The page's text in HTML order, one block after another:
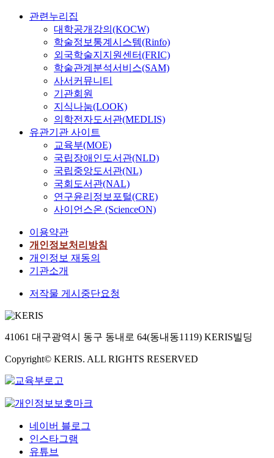
관련누리집
대학공개강의(KOCW)
학술정보통계시스템(Rinfo)
외국학술지지원센터(FRIC)
학술관계분석서비스(SAM)
사서커뮤니티
기관회원
지식나눔(LOOK)
의학전자도서관(MEDLIS)
유관기관 사이트
교육부(MOE)
국립장애인도서관(NLD)
국립중앙도서관(NL)
국회도서관(NAL)
연구윤리정보포털(CRE)
사이언스온 (ScienceON)
이용약관
개인정보처리방침
개인정보 재동의
기관소개
저작물 게시중단요청
41061 대구광역시 동구 동내로 64(동내동1119) KERIS빌딩
Copyright© KERIS. ALL RIGHTS RESERVED
네이버 블로그
인스타그램
유튜브